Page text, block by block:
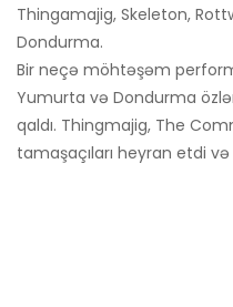
Thingamajig, Skeleton,
Dondurma.
Bir neçə möhtəşəm
Yumurta və Dondurma
qaldı. Thingmajig, The
tamaşaçıları heyran etdi